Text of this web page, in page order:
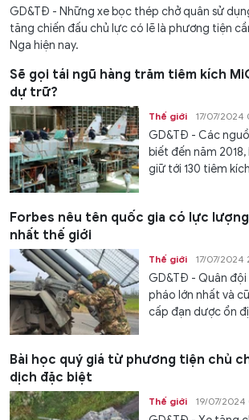
GD&TĐ - Những xe bọc thép chở quân sử
tăng chiến đấu chủ lực có lẽ là phương tiện
Nga hiện nay.
Sẽ gọi tái ngũ hàng trăm tiêm kích
dự trữ?
Thế giới 17/07/2024
GD&TĐ - Các
biết đến năm
giữ tới 130 tiêm
Forbes nêu tên quốc gia có lực
nhất thế giới
Thế giới 17/07/2024
GD&TĐ - Quân đội
pháo lớn nhất và
cấp đạn dược ổn
Bài học quý giá từ phương tiện chủ
dịch đặc biệt
Thế giới 19/07/